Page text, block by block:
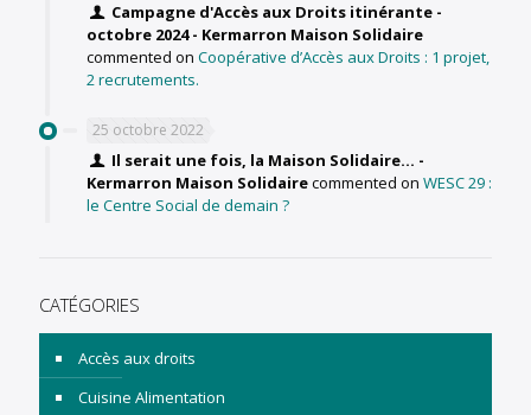
Campagne d'Accès aux Droits itinérante -
octobre 2024 - Kermarron Maison Solidaire
commented on Coopérative d’Accès aux Droits : 1 projet,
2 recrutements.
25 octobre 2022
Il serait une fois, la Maison Solidaire... -
Kermarron Maison Solidairecommented on WESC 29 :
le Centre Social de demain ?
CATÉGORIES
Accès aux droits
Cuisine Alimentation